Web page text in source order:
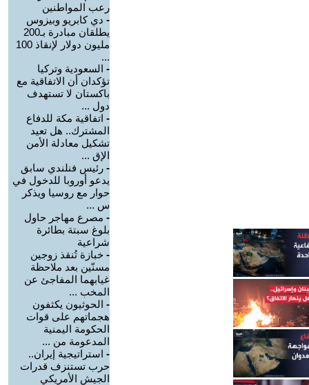
رعب المواطنين
- دي كابريو وبيزوس
يطلقان مبادرة بـ200
مليون دولار لإنقاذ 100
...
- السعودية وتركيا
تؤكدان أن الاتفاقية مع
باكستان لا تستهدف
دول ...
- اتفاقية مكة للدفاع
المشترك.. هل تعيد
تشكيل معادلة الأمن
الإق ...
- رئيس فنلندي سابق
يدعو أوروبا للدخول في
حوار مع روسيا ويذكر
س ...
- مصرع مهاجر حاول
بلوغ سبتة بطائرة
شراعية
- خبازة تُنقذ زوجين
مسنّين بعد ملاحظة
غيابهما المفاجئ عن
المخب ...
- الحوثيون يكثفون
هجماتهم على قوات
الحكومة اليمنية
المدعومة من ...
- استراتيجية إيران..
حرب تستنزف قدرات
الجيش الأمريكي